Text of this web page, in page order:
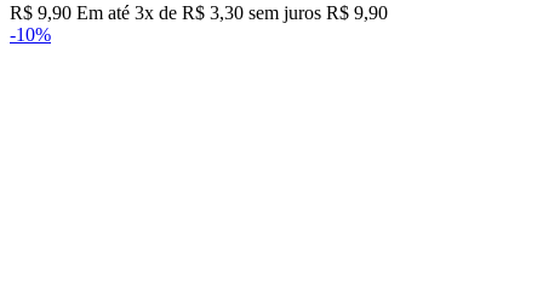
R$ 9,90 Em até 3x de R$ 3,30 sem juros R$ 9,90
-10%